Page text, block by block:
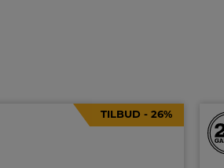
TILBUD - 26%